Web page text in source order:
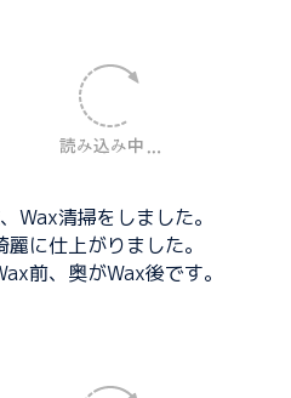
Wax清掃をしました。
に仕上がりました。
前、奥がWax後です。